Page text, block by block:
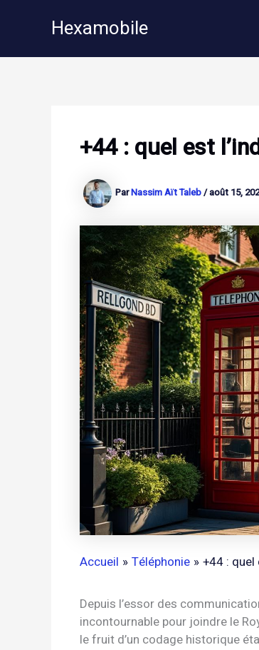
Hexamobile
+44 : quel est
ParNassim Aït Taleb/août 15,
Accueil Téléphonie +44 : quel
Depuis l’essor des
incontournable pour joindre le
le fruit d’un codage historique